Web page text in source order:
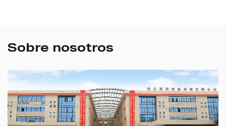
Sobre nosotros